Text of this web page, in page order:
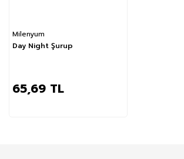
Milenyum
Day Night Şurup
65,69 TL